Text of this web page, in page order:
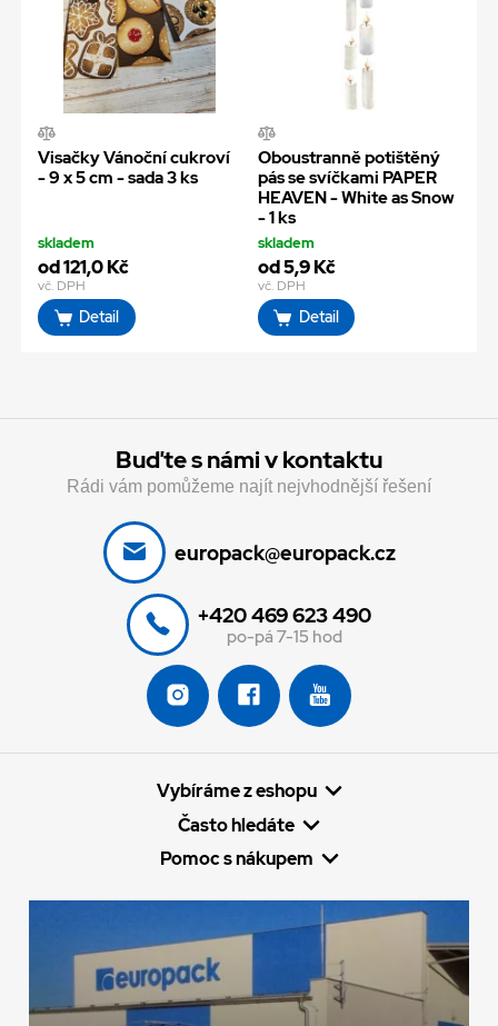
Visačky Vánoční cukroví
- 9 x 5 cm - sada 3 ks
skladem
od 121,0 Kč
vč. DPH
Detail
Oboustranně potištěný
pás se svíčkami PAPER
HEAVEN - White as Snow
- 1 ks
skladem
od 5,9 Kč
vč. DPH
Detail
Buďte s námi v kontaktu
Rádi vám pomůžeme najít nejvhodnější řešení
europack@europack.cz
+420 469 623 490
po-pá 7-15 hod
Vybíráme z eshopu
Často hledáte
Pomoc s nákupem